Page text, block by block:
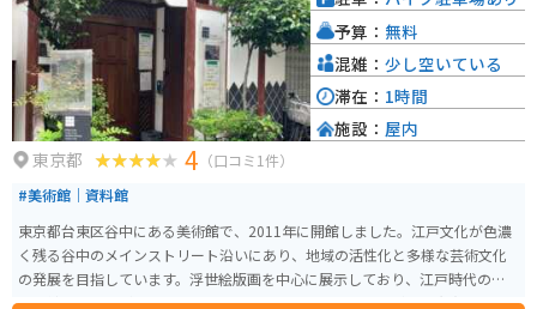
東京都 4 （口コミ1件）
#美術館｜資料館
東京都台東区谷中にある美術館で、2011年に開館しました。江戸文化が色濃
く残る谷中のメインストリート沿いにあり、地域の活性化と多様な芸術文化
の発展を目指しています。浮世絵版画を中心に展示しており、江戸時代の芸
術に触れることができます。展示スペースはコンパクトながらも充実してお
予算： 無料
混雑： 少し空いている
滞在： 1時間
施設： 屋内